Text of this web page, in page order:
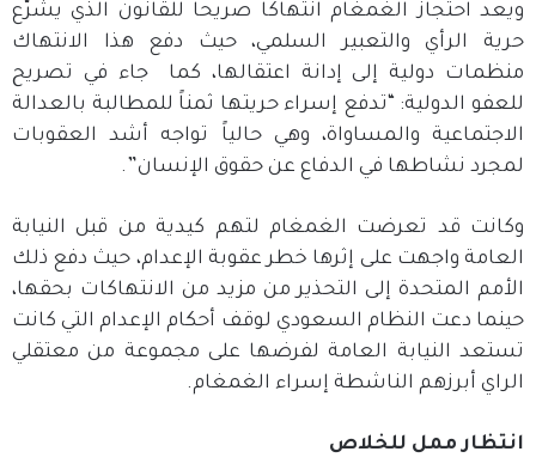
ويعد احتجاز الغمغام انتهاكا صريحا للقانون الذي يشرّع
حرية الرأي والتعبير السلمي، حيث دفع هذا الانتهاك
منظمات دولية إلى إدانة اعتقالها، كما جاء في تصريح
للعفو الدولية: “تدفع إسراء حريتها ثمناً للمطالبة بالعدالة
الاجتماعية والمساواة، وهي حالياً تواجه أشد العقوبات
لمجرد نشاطها في الدفاع عن حقوق الإنسان”.
وكانت قد تعرضت الغمغام لتهم كيدية من قبل النيابة
العامة واجهت على إثرها خطر عقوبة الإعدام، حيث دفع ذلك
الأمم المتحدة إلى التحذير من مزيد من الانتهاكات بحقها،
حينما دعت النظام السعودي لوقف أحكام الإعدام التي كانت
تستعد النيابة العامة لفرضها على مجموعة من معتقلي
الراي أبرزهم الناشطة إسراء الغمغام.
انتظار ممل للخلاص